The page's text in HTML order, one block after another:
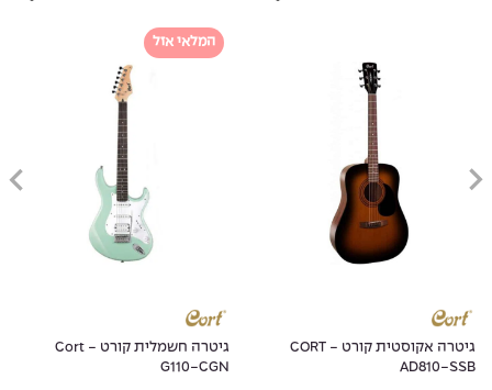
גיטרה אקוסטית קורט - CORT
AD810-SSB
המלאי אזל
גיטרה חשמלית קורט - Cort
G110-CGN